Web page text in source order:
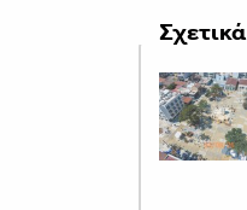
Σχετικά